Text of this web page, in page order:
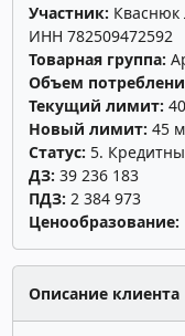
Участник: Кваснюк
ИНН 782509472592
Товарная группа:
Объем
Текущий лимит:
Новый лимит: 45
Статус: 5.
ДЗ: 39 236 183
ПДЗ: 2 384 973
Ценообразование:
Описание клиента